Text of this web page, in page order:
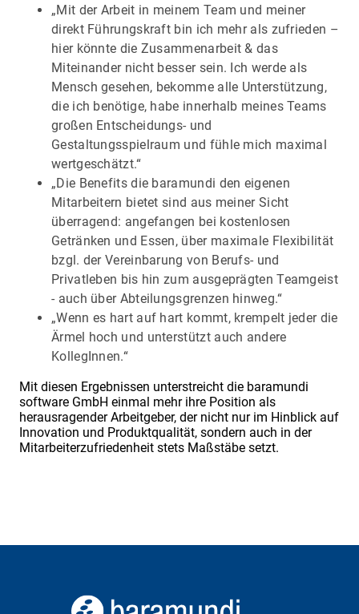
„Mit der Arbeit in meinem Team und meiner
direkt Führungskraft bin ich mehr als zufrieden –
hier könnte die Zusammenarbeit & das
Miteinander nicht besser sein. Ich werde als
Mensch gesehen, bekomme alle Unterstützung,
die ich benötige, habe innerhalb meines Teams
großen Entscheidungs- und
Gestaltungsspielraum und fühle mich maximal
wertgeschätzt.“
„Die Benefits die baramundi den eigenen
Mitarbeitern bietet sind aus meiner Sicht
überragend: angefangen bei kostenlosen
Getränken und Essen, über maximale Flexibilität
bzgl. der Vereinbarung von Berufs- und
Privatleben bis hin zum ausgeprägten Teamgeist
- auch über Abteilungsgrenzen hinweg.“
„Wenn es hart auf hart kommt, krempelt jeder die
Ärmel hoch und unterstützt auch andere
KollegInnen.“
Mit diesen Ergebnissen unterstreicht die baramundi
software GmbH einmal mehr ihre Position als
herausragender Arbeitgeber, der nicht nur im Hinblick auf
Innovation und Produktqualität, sondern auch in der
Mitarbeiterzufriedenheit stets Maßstäbe setzt.